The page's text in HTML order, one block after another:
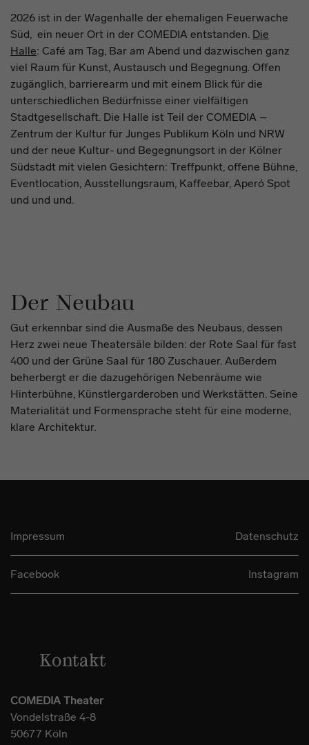
2026 ist in der Wagenhalle der ehemaligen Feuerwache
Süd, ein neuer Ort in der COMEDIA entstanden. Die
Halle: Café am Tag, Bar am Abend und dazwischen ganz
viel Raum für Kunst, Austausch und Begegnung. Offen
zugänglich, barrierearm und mit einem Blick für die
unterschiedlichen Bedürfnisse einer vielfältigen
Stadtgesellschaft. Die Halle ist Teil der COMEDIA –
Zentrum der Kultur für Junges Publikum Köln und NRW
und der neue Kultur- und Begegnungsort in der Kölner
Südstadt mit vielen Gesichtern: Treffpunkt, offene Bühne,
Eventlocation, Ausstellungsraum, Kaffeebar, Aperó Spot
und und und.
Der Neubau
Gut erkennbar sind die Ausmaße des Neubaus, dessen
Herz zwei neue Theatersäle bilden: der Rote Saal für fast
400 und der Grüne Saal für 180 Zuschauer. Außerdem
beherbergt er die dazugehörigen Nebenräume wie
Hinterbühne, Künstlergarderoben und Werkstätten. Seine
Materialität und Formensprache steht für eine moderne,
klare Architektur.
Impressum Datenschutz
Facebook Instagram
Kontakt
COMEDIA Theater
Vondelstraße 4-8
50677 Köln